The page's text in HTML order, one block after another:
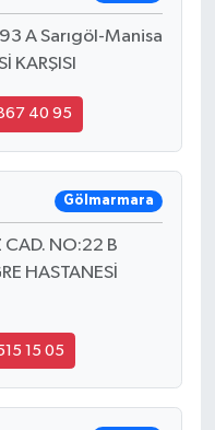
A Sarıgöl-Manisa
KARŞISI
40 95
Gölmarmara
CAD. NO:22 B
HASTANESİ
15 05